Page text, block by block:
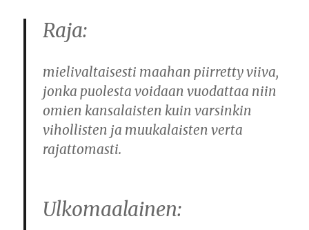
Raja:
mielivaltaisesti maahan piirretty viiva,
jonka puolesta voidaan vuodattaa niin
omien kansalaisten kuin varsinkin
vihollisten ja muukalaisten verta
rajattomasti.
Ulkomaalainen: